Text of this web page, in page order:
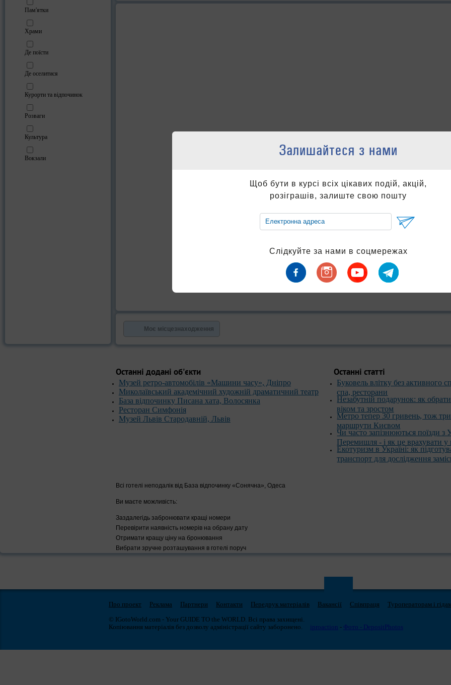
Пам'ятки
Храми
Де поїсти
Де оселитися
Курорти та відпочинок
Розваги
Культура
Вокзали
Моє місцезнаходження
Останні додані об'єкти
Музей ретро-автомобілів «Машини часу», Дніпро
Миколаївський академічний художній драматичний театр
База відпочинку Писана хата, Волосянка
Ресторан Симфонія
Музей Львів Стародавній, Львів
Останні статті
Буковель влітку без активного
спа, ресторани
Незабутній подарунок: як
віком та зростом
Метро тепер 30 гривень, тож
маршрути Києвом
Чи часто запізнюються поїзди з
Перемишля - і як це врахувати у
Екотуризм в Україні: як
транспорт для дослідження
Всі готелі неподалік від База відпочинку «Сонячна», Одеса
Ви маєте можливість:
Заздалегідь забронювати кращі номери
Перевірити наявність номерів на обрану дату
Отримати кращу ціну на бронювання
Вибрати зручне розташування в готелі поруч
Про проект Реклама Партнери Контакти Передрук матеріалів Вакансії Співпраця Туроператорам і
© IGotoWorld.com - Your GUIDE TO the WORLD. Всі права захищені.
Копіювання матеріалів без дозволу адміністрації сайту заборонено.
iproaction - Фото - DepositPhotos
Залишайтеся з нами
Щоб бути в курсі всіх цікавих подій, акцій,
розіграшів, залиште свою пошту
Слідкуйте за нами в соцмережах